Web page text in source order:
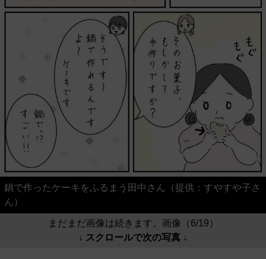
鍋で作ったケーキをふるまう田中さん（提供：すやすや子さ
ん）
まだまだ画像は続きます。画像（6/19）
↓ スクロールで次の写真 ↓